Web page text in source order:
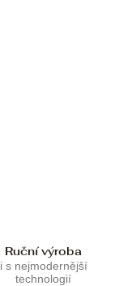
Ruční výroba
i s nejmodernější
technologií